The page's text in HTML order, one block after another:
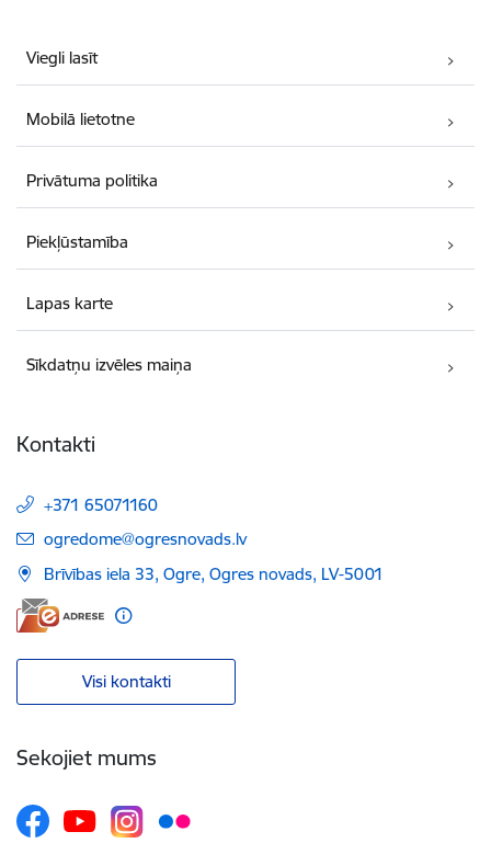
Viegli lasīt
Mobilā lietotne
Privātuma politika
Piekļūstamība
Lapas karte
Sīkdatņu izvēles maiņa
Kontakti
+371 65071160
E-pasts:
ogredome@ogresnovads.lv
Brīvības iela 33, Ogre, Ogres novads, LV-5001
Visi kontakti
Sekojiet mums